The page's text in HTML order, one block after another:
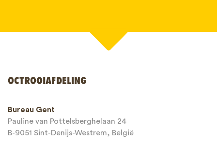
E-mailadres*
OCTROOIAFDELING
Bureau Gent
Pauline van Pottelsberghelaan 24
B-9051 Sint-Denijs-Westrem, België